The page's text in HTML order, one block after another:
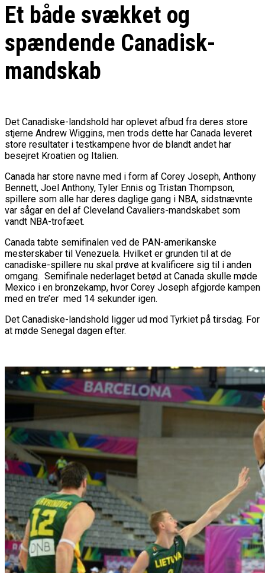
Et både svækket og
spændende Canadisk-
mandskab
Det Canadiske-landshold har oplevet afbud fra deres store
stjerne Andrew Wiggins, men trods dette har Canada leveret
store resultater i testkampene hvor de blandt andet har
besejret Kroatien og Italien.
Canada har store navne med i form af Corey Joseph, Anthony
Bennett, Joel Anthony, Tyler Ennis og Tristan Thompson,
spillere som alle har deres daglige gang i NBA, sidstnævnte
var sågar en del af Cleveland Cavaliers-mandskabet som
vandt NBA-trofæet.
Canada tabte semifinalen ved de PAN-amerikanske
mesterskaber til Venezuela. Hvilket er grunden til at de
canadiske-spillere nu skal prøve at kvalificere sig til i anden
omgang. Semifinale nederlaget betød at Canada skulle møde
Mexico i en bronzekamp, hvor Corey Joseph afgjorde kampen
med en tre’er med 14 sekunder igen.
Det Canadiske-landshold ligger ud mod Tyrkiet på tirsdag. For
at møde Senegal dagen efter.